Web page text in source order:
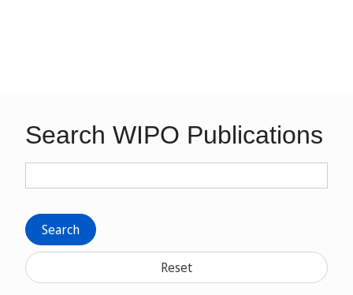
Search WIPO Publications
Search
Reset